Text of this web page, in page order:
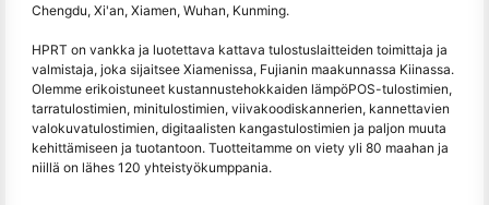
Chengdu, Xi'an, Xiamen, Wuhan, Kunming.
HPRT on vankka ja luotettava kattava tulostuslaitteiden toimittaja ja
valmistaja, joka sijaitsee Xiamenissa, Fujianin maakunnassa Kiinassa.
Olemme erikoistuneet kustannustehokkaiden lämpöPOS-tulostimien,
tarratulostimien, minitulostimien, viivakoodiskannerien, kannettavien
valokuvatulostimien, digitaalisten kangastulostimien ja paljon muuta
kehittämiseen ja tuotantoon. Tuotteitamme on viety yli 80 maahan ja
niillä on lähes 120 yhteistyökumppania.